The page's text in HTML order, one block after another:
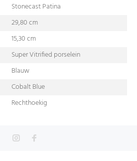
Stonecast Patina
29,80 cm
15,30 cm
Super Vitrified porselein
Blauw
Cobalt Blue
Rechthoekig